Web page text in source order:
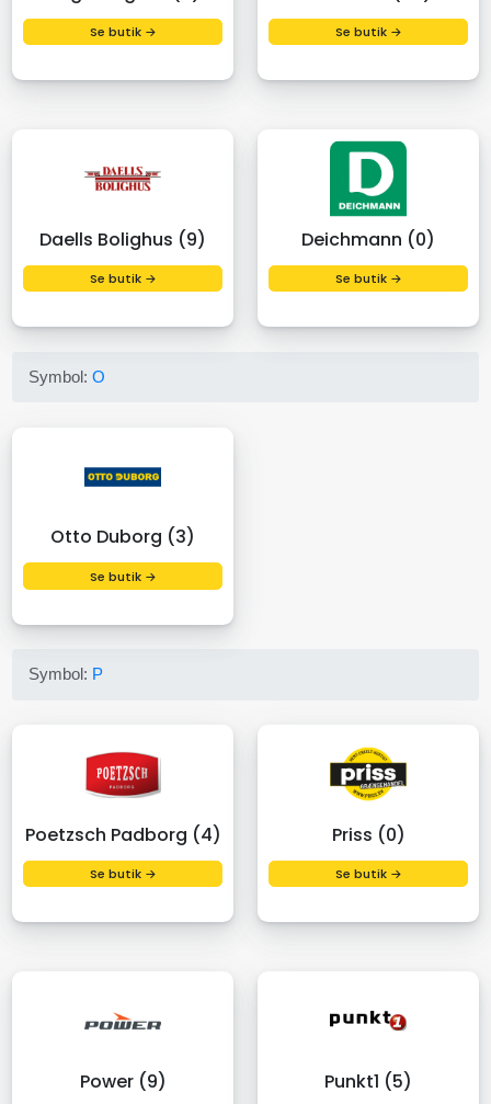
Se butik → Se butik →
Daells Bolighus (9)
Se butik →
Deichmann (0)
Se butik →
Symbol:O
Otto Duborg (3)
Se butik →
Symbol: P
Poetzsch Padborg (4)
Se butik →
Priss (0)
Se butik →
Power (9) Punkt1 (5)